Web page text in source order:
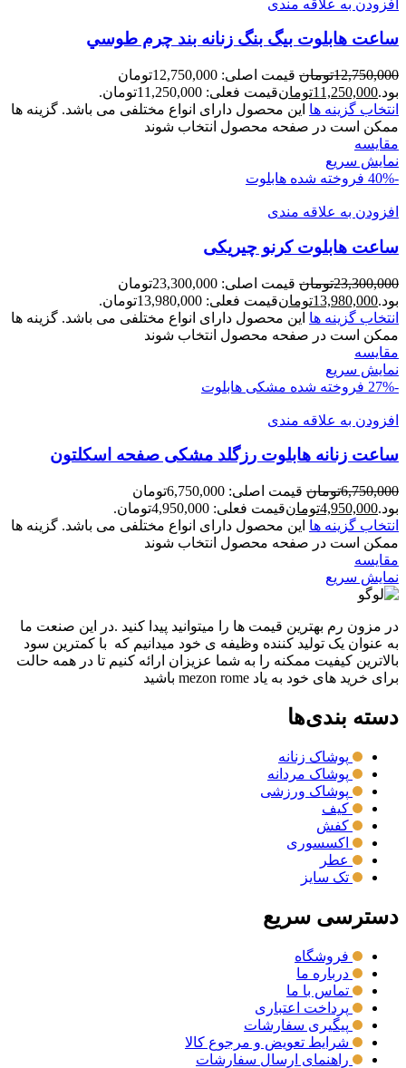
افزودن به علاقه مندی
ساعت هابلوت بیگ بنگ زنانه بند چرم طوسي
12,750,000تومان
قیمت اصلی: 12,750,000تومان
بود.11,250,000تومانقیمت فعلی: 11,250,000تومان.
انتخاب گزینه ها این محصول دارای انواع مختلفی می باشد. گزینه ها
ممکن است در صفحه محصول انتخاب شوند
مقايسه
نمایش سریع
-40%
فروخته شده هابلوت
افزودن به علاقه مندی
ساعت هابلوت کرنو چيريکی
23,300,000تومان
قیمت اصلی: 23,300,000تومان
بود.13,980,000تومانقیمت فعلی: 13,980,000تومان.
انتخاب گزینه ها این محصول دارای انواع مختلفی می باشد. گزینه ها
ممکن است در صفحه محصول انتخاب شوند
مقايسه
نمایش سریع
-27%
فروخته شده مشکی هابلوت
افزودن به علاقه مندی
ساعت زنانه هابلوت رزگلد مشکی صفحه اسکلتون
6,750,000تومان
قیمت اصلی: 6,750,000تومان
بود.4,950,000تومانقیمت فعلی: 4,950,000تومان.
انتخاب گزینه ها این محصول دارای انواع مختلفی می باشد. گزینه ها
ممکن است در صفحه محصول انتخاب شوند
مقايسه
نمایش سریع
در مزون رم بهترین قیمت ها را میتوانید پیدا کنید .در این صنعت ما
به عنوان یک تولید کننده وظیفه ی خود میدانیم که با کمترین سود
بالاترین کیفیت ممکنه را به شما عزیزان ارائه کنیم تا در همه حالت
برای خرید های خود به یاد mezon rome باشید
دسته بندی‌ها
پوشاک زنانه
پوشاک مردانه
پوشاک ورزشی
کیف
کفش
اکسسوری
عطر
تک سایز
دسترسی سریع
فروشگاه
درباره ما
تماس با ما
پرداخت اعتباری
پیگیری سفارشات
شرایط تعویض و مرجوع کالا
راهنمای ارسال سفارشات